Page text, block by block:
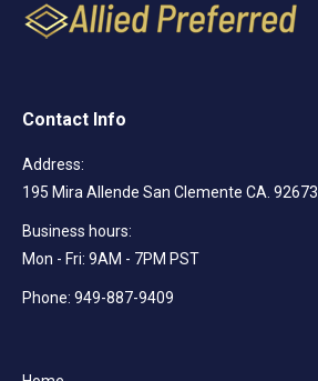
Contact Info
Address:
195 Mira Allende San Clemente CA. 92673
Business hours:
Mon - Fri: 9AM - 7PM PST
Phone: 949-887-9409